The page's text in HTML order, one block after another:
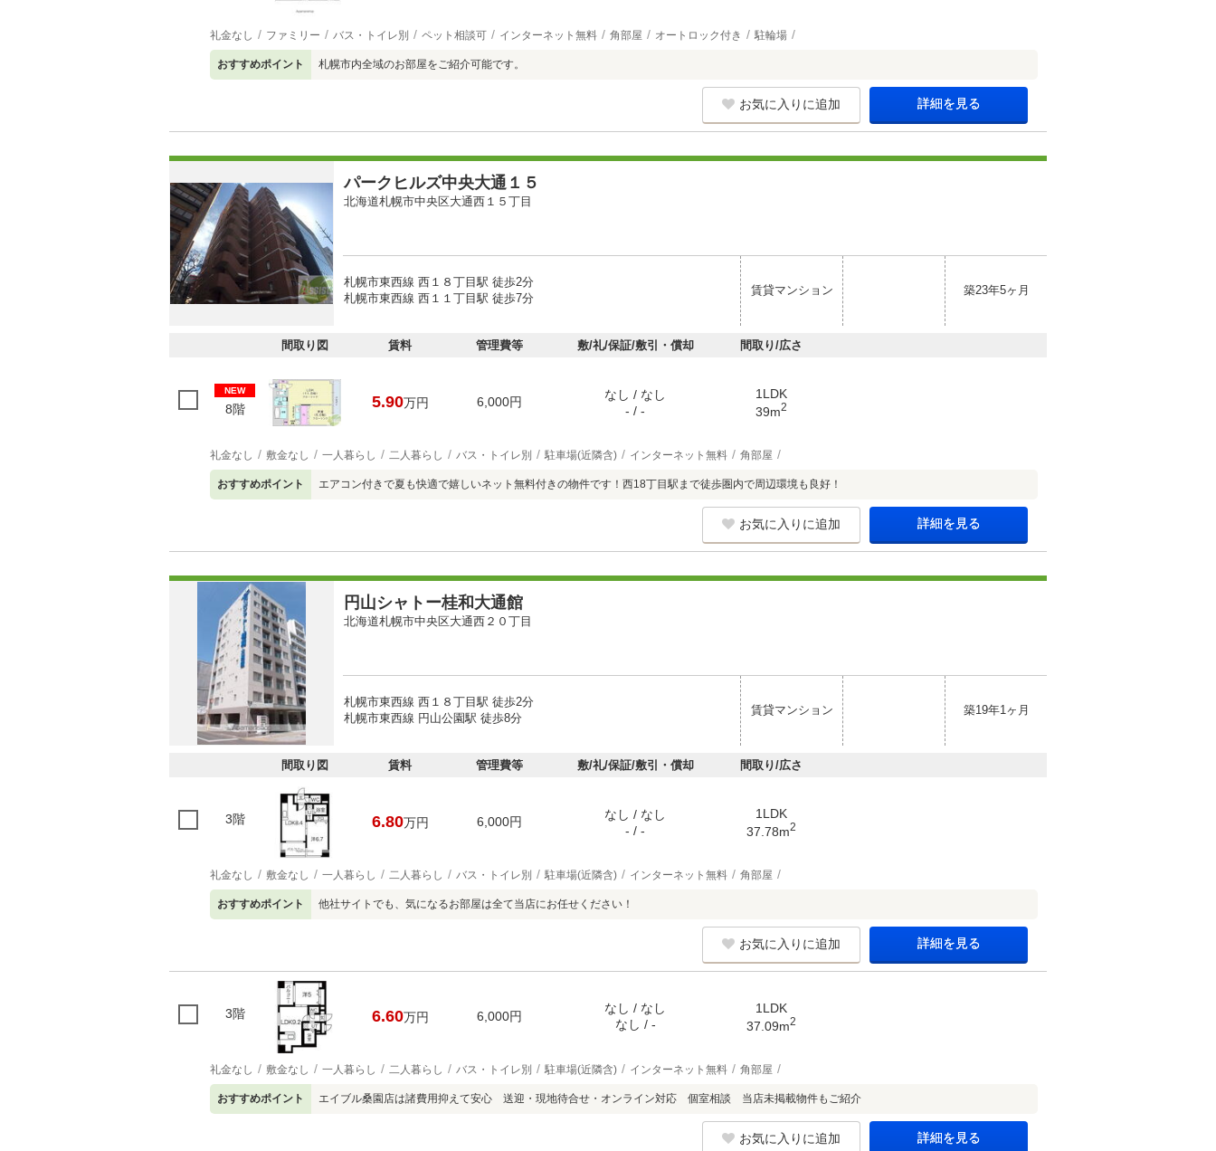
礼金なし ファミリー バス・トイレ別 ペット相談可 インターネット無料 角部屋 オートロック付き 駐輪場
おすすめポイント 札幌市内全域のお部屋をご紹介可能です。
お気に入りに追加 詳細を見る
パークヒルズ中央大通１５
北海道札幌市中央区大通西１５丁目
札幌市東西線 西１８丁目駅 徒歩2分
札幌市東西線 西１１丁目駅 徒歩7分
賃貸マンション 築23年5ヶ月
間取り図 賃料 管理費等 敷/礼/保証/敷引・償却 間取り/広さ
NEW
8階 5.90万円 6,000円
なし / なし
- / -
1LDK
39m2
礼金なし 敷金なし 一人暮らし 二人暮らし バス・トイレ別 駐車場(近隣含) インターネット無料 角部屋
おすすめポイント エアコン付きで夏も快適で嬉しいネット無料付きの物件です！西18丁目駅まで徒歩圏内で周辺環境も良好！
お気に入りに追加 詳細を見る
円山シャトー桂和大通館
北海道札幌市中央区大通西２０丁目
札幌市東西線 西１８丁目駅 徒歩2分
札幌市東西線 円山公園駅 徒歩8分
賃貸マンション 築19年1ヶ月
間取り図 賃料 管理費等 敷/礼/保証/敷引・償却 間取り/広さ
3階 6.80万円 6,000円
なし / なし
- / -
1LDK
37.78m2
礼金なし 敷金なし 一人暮らし 二人暮らし バス・トイレ別 駐車場(近隣含) インターネット無料 角部屋
おすすめポイント 他社サイトでも、気になるお部屋は全て当店にお任せください！
お気に入りに追加 詳細を見る
3階 6.60万円 6,000円
なし / なし
なし / -
1LDK
37.09m2
礼金なし 敷金なし 一人暮らし 二人暮らし バス・トイレ別 駐車場(近隣含) インターネット無料 角部屋
おすすめポイント エイブル桑園店は諸費用抑えて安心 送迎・現地待合せ・オンライン対応 個室相談 当店未掲載物件もご紹介
お気に入りに追加 詳細を見る